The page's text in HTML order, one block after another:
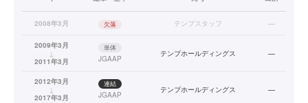
2008年3月 欠落 テンプスタッフ —
2009年3月
↓
2011年3月
単体
JGAAP
テンプホールディングス —
2012年3月
↓
2017年3月
連結
JGAAP
テンプホールディングス —